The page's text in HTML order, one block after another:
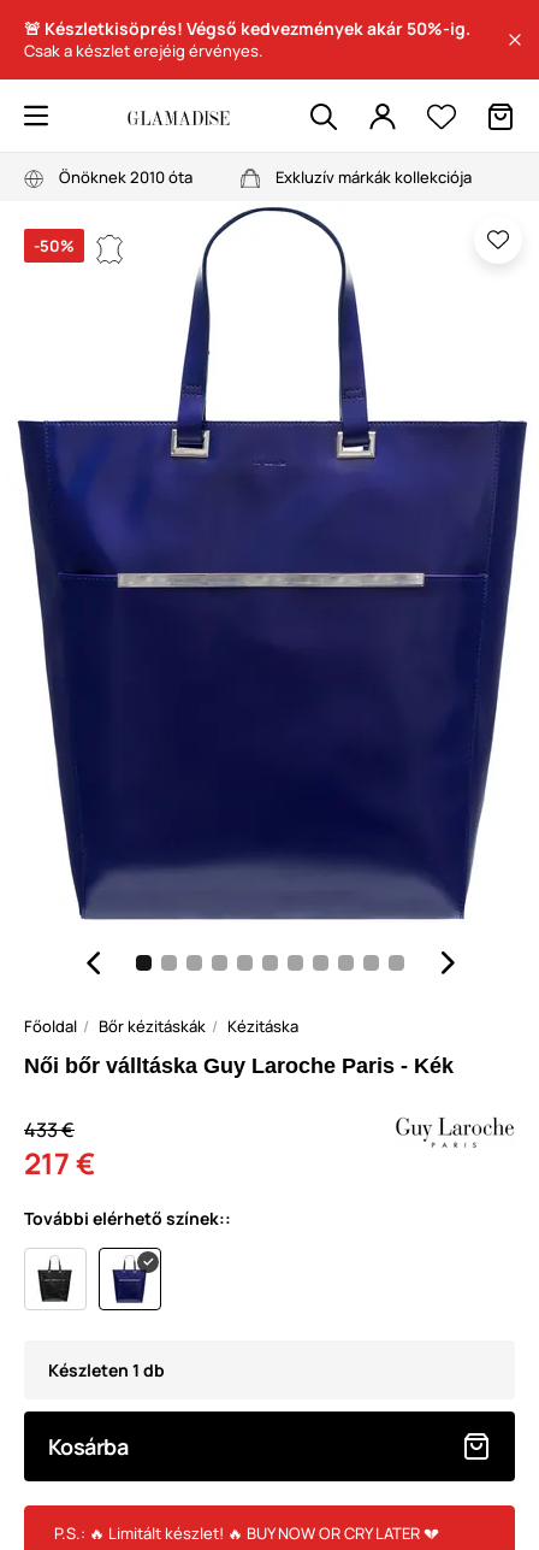
🚨 Készletkisöprés! Végső kedvezmények akár 50%-ig.
Csak a készlet erejéig érvényes.
Önöknek 2010 óta Exkluzív márkák kollekciója
-50%
Főoldal Bőr kézitáskák Kézitáska
Női bőr válltáska Guy Laroche Paris - Kék
433 €
217 €
További elérhető színek::
Készleten 1 db
Kosárba
P.S.: 🔥 Limitált készlet! 🔥 BUY NOW OR CRY LATER 💔